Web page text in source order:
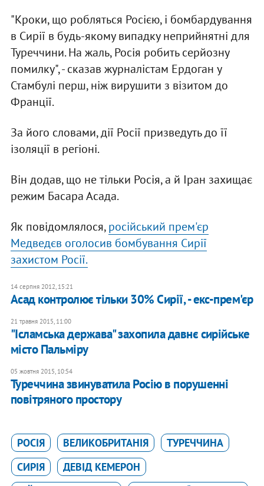
"Кроки, що робляться Росією, і бомбардування
в Сирії в будь-якому випадку неприйнятні для
Туреччини. На жаль, Росія робить серйозну
помилку", - сказав журналістам Ердоган у
Стамбулі перш, ніж вирушити з візитом до
Франції.
За його словами, дії Росії призведуть до її
ізоляції в регіоні.
Він додав, що не тільки Росія, а й Іран захищає
режим Басара Асада.
Як повідомлялося,російський прем'єр
Медведєв оголосив бомбування Сирії
захистом Росії.
14 серпня 2012, 15:21
Асад контролює тільки 30% Сирії, - екс-прем'єр
21 травня 2015, 11:00
"Ісламська держава" захопила давнє сирійське
місто Пальміру
05 жовтня 2015, 10:54
Туреччина звинуватила Росію в порушенні
повітряного простору
РОСІЯ ВЕЛИКОБРИТАНІЯ
ТУРЕЧЧИНА
СИРІЯ
ДЕВІД КЕМЕРОН